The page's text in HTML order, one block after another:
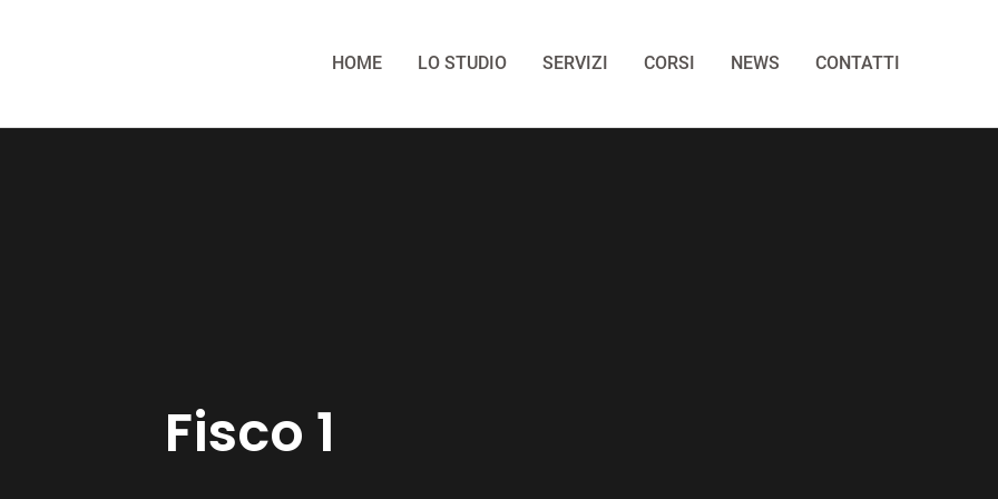
HOME LO STUDIO SERVIZI CORSI NEWS CONTATTI
Fisco 1